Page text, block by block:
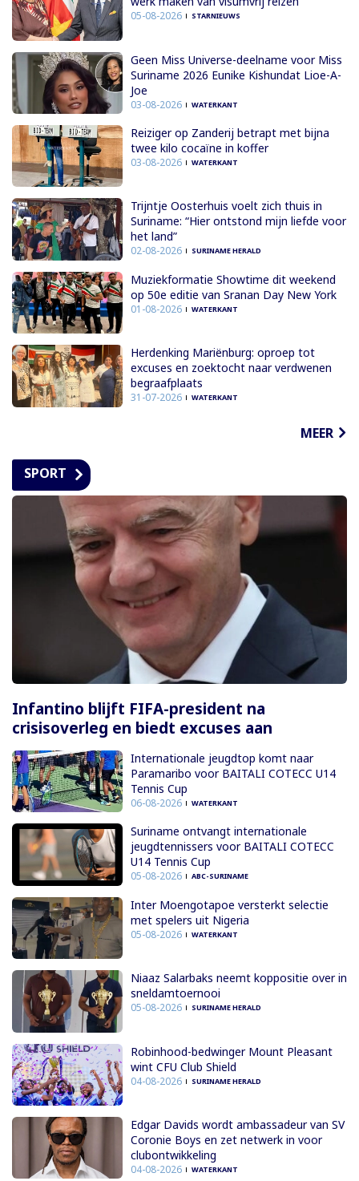
05-08-2026 STARNIEUWS
Geen Miss Universe-deelname voor Miss
Suriname 2026 Eunike Kishundat Lioe-A-
Joe
03-08-2026 WATERKANT
Reiziger op Zanderij betrapt met bijna
twee kilo cocaïne in koffer
03-08-2026 WATERKANT
Trijntje Oosterhuis voelt zich thuis in
Suriname: “Hier ontstond mijn liefde voor
het land”
02-08-2026 SURINAME HERALD
Muziekformatie Showtime dit weekend
op 50e editie van Sranan Day New York
01-08-2026 WATERKANT
Herdenking Mariënburg: oproep tot
excuses en zoektocht naar verdwenen
begraafplaats
31-07-2026 WATERKANT
MEER
SPORT
Infantino blijft FIFA-president na
crisisoverleg en biedt excuses aan
Internationale jeugdtop komt naar
Paramaribo voor BAITALI COTECC U14
Tennis Cup
06-08-2026 WATERKANT
Suriname ontvangt internationale
jeugdtennissers voor BAITALI COTECC
U14 Tennis Cup
05-08-2026 ABC-SURINAME
Inter Moengotapoe versterkt selectie
met spelers uit Nigeria
05-08-2026 WATERKANT
Niaaz Salarbaks neemt koppositie over in
sneldamtoernooi
05-08-2026 SURINAME HERALD
Robinhood-bedwinger Mount Pleasant
wint CFU Club Shield
04-08-2026 SURINAME HERALD
Edgar Davids wordt ambassadeur van SV
Coronie Boys en zet netwerk in voor
clubontwikkeling
04-08-2026 WATERKANT